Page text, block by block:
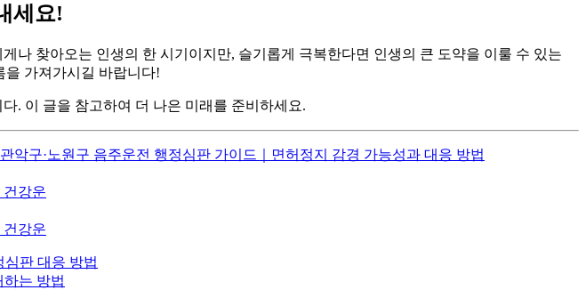
세요!
나 찾아오는 인생의 한 시기이지만, 슬기롭게 극복한다면 인생의 큰 도약을 이룰 수 있는
을 가져가시길 바랍니다!
. 이 글을 참고하여 더 나은 미래를 준비하세요.
악구·노원구 음주운전 행정심판 가이드｜면허정지 감경 가능성과 대응 방법
건강운
건강운
심판 대응 방법
는 방법